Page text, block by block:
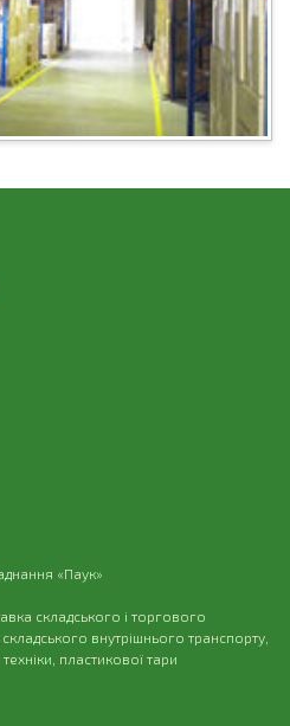
«Паук»
складського і торгового
внутрішнього транспорту,
пластикової тари